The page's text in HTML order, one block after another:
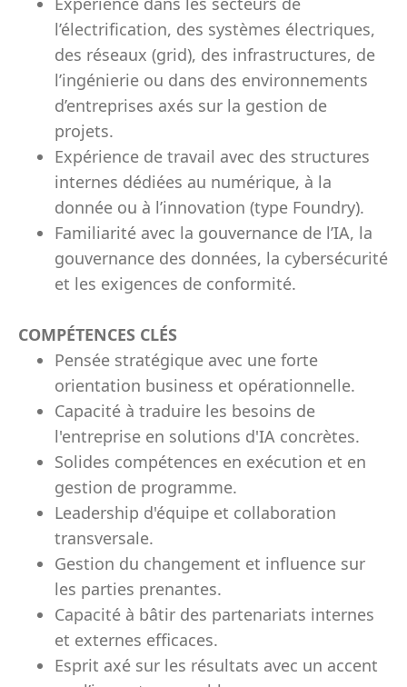
l’électrification, des systèmes électriques,
des réseaux (grid), des infrastructures, de
l’ingénierie ou dans des environnements
d’entreprises axés sur la gestion de
projets.
Expérience de travail avec des structures
internes dédiées au numérique, à la
donnée ou à l’innovation (type Foundry).
Familiarité avec la gouvernance de l’IA, la
gouvernance des données, la cybersécurité
et les exigences de conformité.
COMPÉTENCES CLÉS
Pensée stratégique avec une forte
orientation business et opérationnelle.
Capacité à traduire les besoins de
l'entreprise en solutions d'IA concrètes.
Solides compétences en exécution et en
gestion de programme.
Leadership d'équipe et collaboration
transversale.
Gestion du changement et influence sur
les parties prenantes.
Capacité à bâtir des partenariats internes
et externes efficaces.
Esprit axé sur les résultats avec un accent